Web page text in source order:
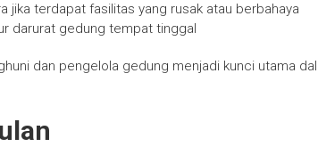
jika terdapat fasilitas yang rusak atau berbahaya
darurat gedung tempat tinggal
dan pengelola gedung menjadi kunci utama